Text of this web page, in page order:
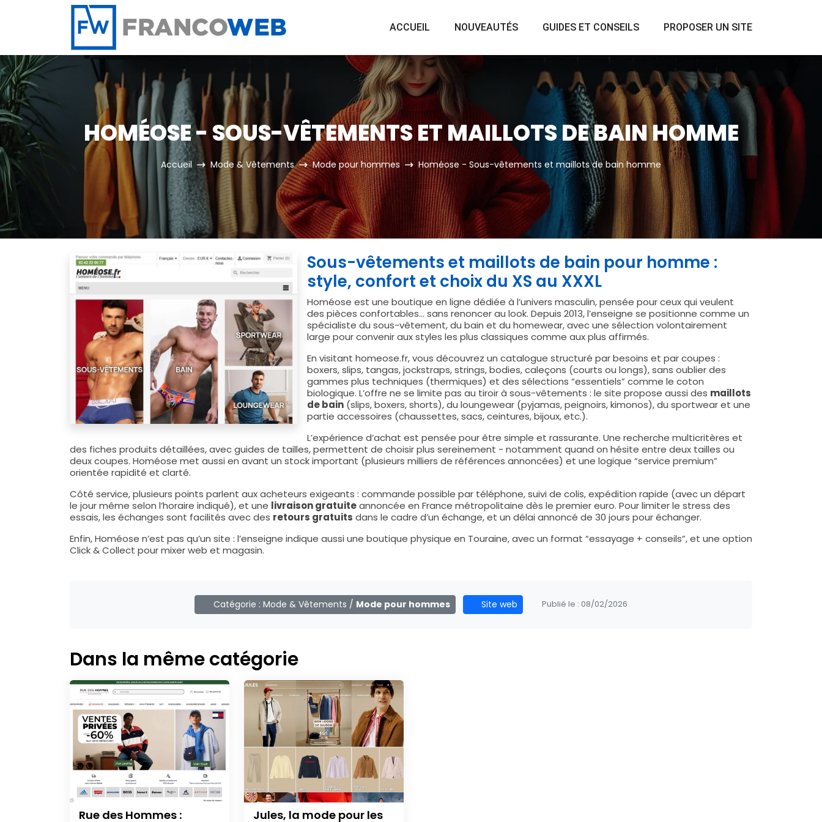
Panneau de gestion des cookies
ACCUEIL NOUVEAUTÉS GUIDES ET CONSEILS PROPOSER UN SITE
HOMÉOSE - SOUS-VÊTEMENTS ET MAILLOTS DE BAIN HOMME
Accueil Mode & Vêtements Mode pour hommes Homéose - Sous-vêtements et maillots de bain homme
Sous-vêtements et maillots de bain pour homme :
style, confort et choix du XS au XXXL
Homéose est une boutique en ligne dédiée à l’univers masculin, pensée pour ceux qui veulent
des pièces confortables… sans renoncer au look. Depuis 2013, l’enseigne se positionne comme un
spécialiste du sous-vêtement, du bain et du homewear, avec une sélection volontairement
large pour convenir aux styles les plus classiques comme aux plus affirmés.
En visitant homeose.fr, vous découvrez un catalogue structuré par besoins et par coupes :
boxers, slips, tangas, jockstraps, strings, bodies, caleçons (courts ou longs), sans oublier des
gammes plus techniques (thermiques) et des sélections “essentiels” comme le coton
biologique. L’offre ne se limite pas au tiroir à sous-vêtements : le site propose aussi des maillots
de bain (slips, boxers, shorts), du loungewear (pyjamas, peignoirs, kimonos), du sportwear et une
partie accessoires (chaussettes, sacs, ceintures, bijoux, etc.).
L’expérience d’achat est pensée pour être simple et rassurante. Une recherche multicritères et
des fiches produits détaillées, avec guides de tailles, permettent de choisir plus sereinement - notamment quand on hésite entre deux tailles ou
deux coupes. Homéose met aussi en avant un stock important (plusieurs milliers de références annoncées) et une logique “service premium”
orientée rapidité et clarté.
Côté service, plusieurs points parlent aux acheteurs exigeants : commande possible par téléphone, suivi de colis, expédition rapide (avec un départ
le jour même selon l’horaire indiqué), et une livraison gratuiteannoncée en France métropolitaine dès le premier euro. Pour limiter le stress des
essais, les échanges sont facilités avec des retours gratuits dans le cadre d’un échange, et un délai annoncé de 30 jours pour échanger.
Enfin, Homéose n’est pas qu’un site : l’enseigne indique aussi une boutique physique en Touraine, avec un format “essayage + conseils”, et une option
Click & Collect pour mixer web et magasin.
Catégorie : Mode & Vêtements / Mode pour hommes Site web Publié le : 08/02/2026
Dans la même catégorie
Rue des Hommes :
Jules, la mode pour les